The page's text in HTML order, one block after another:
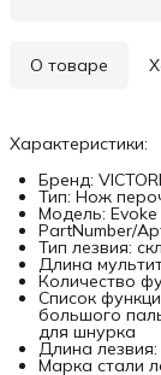
О товаре
Характеристики:
Бренд:
Тип: Нож
Модель:
PartNumber/
Тип лезвия:
Длина
Количество
Список
большого
для шнурка
Длина
Марка стали